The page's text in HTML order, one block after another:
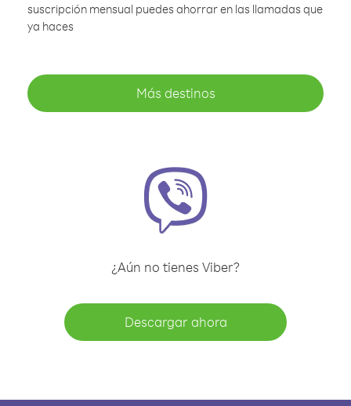
suscripción mensual puedes ahorrar en las llamadas que
ya haces
Más destinos
¿Aún no tienes Viber?
Descargar ahora